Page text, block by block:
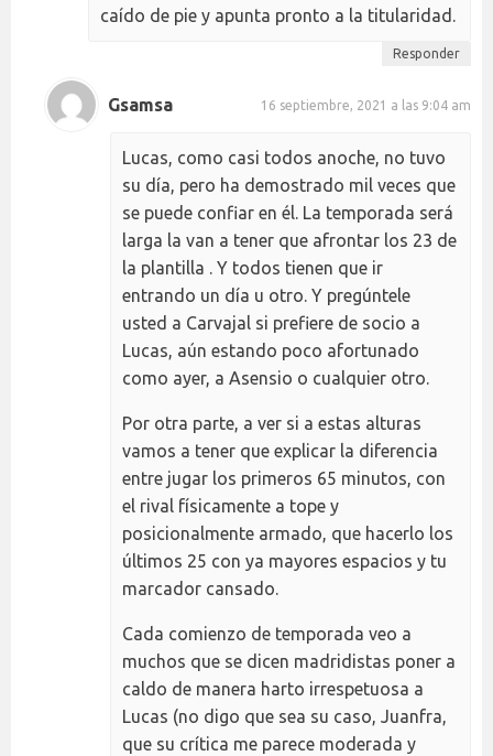
caído de pie y apunta pronto a la titularidad.
Responder
Gsamsa 16 septiembre, 2021 a las 9:04 am
Lucas, como casi todos anoche, no tuvo
su día, pero ha demostrado mil veces que
se puede confiar en él. La temporada será
larga la van a tener que afrontar los 23 de
la plantilla . Y todos tienen que ir
entrando un día u otro. Y pregúntele
usted a Carvajal si prefiere de socio a
Lucas, aún estando poco afortunado
como ayer, a Asensio o cualquier otro.
Por otra parte, a ver si a estas alturas
vamos a tener que explicar la diferencia
entre jugar los primeros 65 minutos, con
el rival físicamente a tope y
posicionalmente armado, que hacerlo los
últimos 25 con ya mayores espacios y tu
marcador cansado.
Cada comienzo de temporada veo a
muchos que se dicen madridistas poner a
caldo de manera harto irrespetuosa a
Lucas (no digo que sea su caso, Juanfra,
que su crítica me parece moderada y